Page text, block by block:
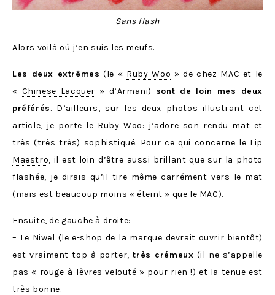
Sans flash
Alors voilà où j’en suis les meufs.
Les deux extrêmes (le « Ruby Woo » de chez MAC et le
« Chinese Lacquer » d’Armani) sont de loin mes deux
préférés. D’ailleurs, sur les deux photos illustrant cet
article, je porte le Ruby Woo: j’adore son rendu mat et
très (très très) sophistiqué. Pour ce qui concerne le Lip
Maestro, il est loin d’être aussi brillant que sur la photo
flashée, je dirais qu’il tire même carrément vers le mat
(mais est beaucoup moins « éteint » que le MAC).
Ensuite, de gauche à droite:
– Le Niwel (le e-shop de la marque devrait ouvrir bientôt)
est vraiment top à porter,très crémeux (il ne s’appelle
pas « rouge-à-lèvres velouté » pour rien !) et la tenue est
très bonne.